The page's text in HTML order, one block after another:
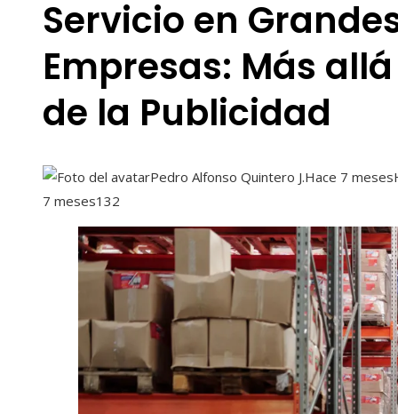
Servicio en
Empresas: Más allá
de la Publicidad
Pedro Alfonso Quintero J.Hace 7 meses
7 meses132